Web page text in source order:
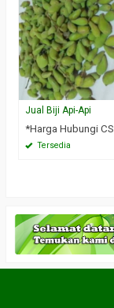
Jual Biji Api-Api
*Harga Hubungi CS
Tersedia